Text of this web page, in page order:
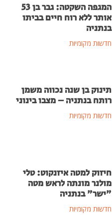
המגפה השקטה: גבר בן 53
אותר ללא רוח חיים בביתו
בנתניה
חדשות מקומיות
תינוק בן שנה נכווה משמן
רותח בנתניה – מצבו בינוני
חדשות מקומיות
חיזוק למטה איזנקוט: טלי
מולנר מונתה לראש מטה
"ישר" בנתניה
חדשות מקומיות